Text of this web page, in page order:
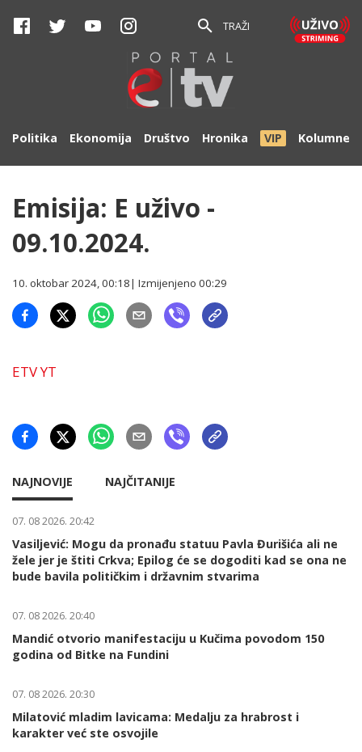
TRAŽI
Politika Ekonomija Društvo Hronika VIP Kolumne
Emisija: E uživo -
09.10.2024.
10. oktobar 2024, 00:18| Izmijenjeno 00:29
ETV YT
NAJNOVIJE NAJČITANIJE
07. 08 2026. 20:42
Vasiljević: Mogu da pronađu statuu Pavla Đurišića ali ne
žele jer je štiti Crkva; Epilog će se dogoditi kad se ona ne
bude bavila političkim i državnim stvarima
07. 08 2026. 20:40
Mandić otvorio manifestaciju u Kučima povodom 150
godina od Bitke na Fundini
07. 08 2026. 20:30
Milatović mladim lavicama: Medalju za hrabrost i
karakter već ste osvojile